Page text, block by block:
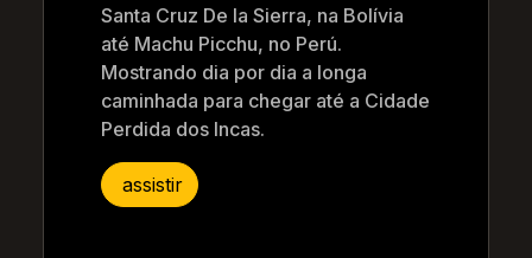
Santa Cruz De la Sierra, na Bolívia
até Machu Picchu, no Perú.
Mostrando dia por dia a longa
caminhada para chegar até a Cidade
Perdida dos Incas.
assistir